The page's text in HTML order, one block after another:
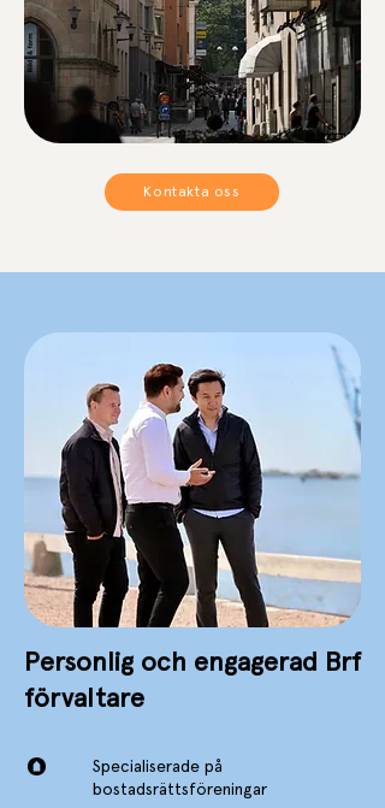
Kontakta oss
Personlig och engagerad Brf
förvaltare
Specialiserade på
bostadsrättsföreningar